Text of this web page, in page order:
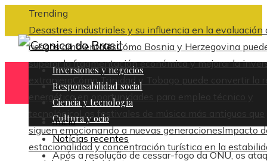
Trending
Desastres industriales y su influencia en la evaluación
riesgos ambientalesCómo Bosnia y Herzegovina
superar la fragmentación económica y mejorar la
extranjera
Cómo Trinidad y Tobago puede convertir la
energética en oportunidades para empleo técnico y
tecnológico Los festivales de música más antiguos que
siguen emocionando a nuevas generacionesImpacto
estacionalidad y concentración turística en la
Inversiones y negocios
Responsabilidad social
Ciencia y tecnología
Cultura y ocio
Inicio
Notícias recentes
Após a resolução de cessar-fogo da ONU, os